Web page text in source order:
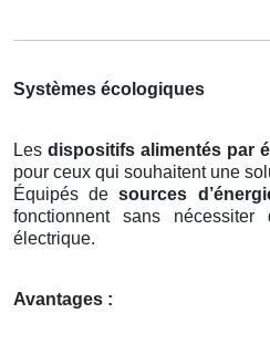
Systèmes écologiques
Les dispositifs alimentés par
pour ceux qui souhaitent une
Équipés desources
fonctionnent sans
électrique.
Avantages :